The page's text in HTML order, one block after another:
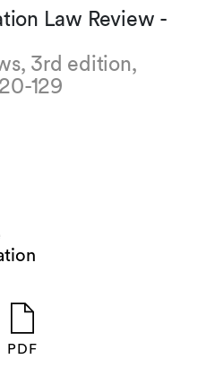
Law Review -
3rd edition,
129
PDF